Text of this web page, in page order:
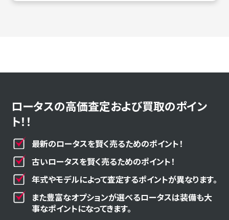
ロータスの高価査定および買取のポイン
ト！！
最新のロータスを賢く売るためのポイント！
古いロータスを賢く売るためのポイント！
年式やモデルによって査定するポイントが異なります。
また豊富なオプションが選べるロータスは装備も大
事なポイントになってきます。